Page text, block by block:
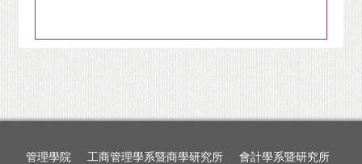
管理學院 工商管理學系暨商學研究所 會計學系暨研究所